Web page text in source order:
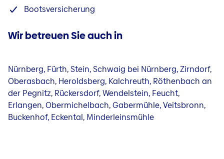
Bootsversicherung
Wir betreuen Sie auch in
Nürnberg, Fürth, Stein, Schwaig bei Nürnberg, Zirndorf,
Oberasbach, Heroldsberg, Kalchreuth, Röthenbach an
der Pegnitz, Rückersdorf, Wendelstein, Feucht,
Erlangen, Obermichelbach, Gabermühle, Veitsbronn,
Buckenhof, Eckental, Minderleinsmühle